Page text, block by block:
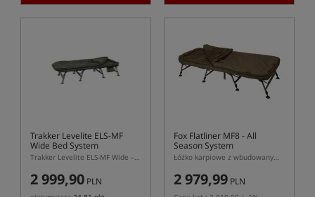
Trakker Levelite ELS-MF
Wide Bed System
Trakker Levelite ELS-MF Wide – szeroki sleepsystem karpiowy z materacem memory foam
2 999,90 PLN
Fox Flatliner MF8 - All
Season System
Łóżko karpiowe z wbudowanym śpiworem Ventec All Season i materacem memory foam
2 979,99 PLN